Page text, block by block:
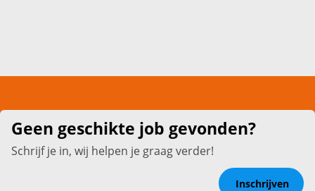
Geen geschikte job gevonden?
Schrijf je in, wij helpen je graag verder!
Inschrijven